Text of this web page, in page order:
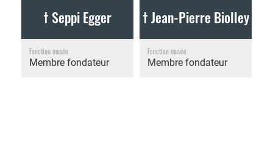
† Seppi Egger
Fonction musée
Membre fondateur
† Jean-Pierre Biolley
Fonction musée
Membre fondateur